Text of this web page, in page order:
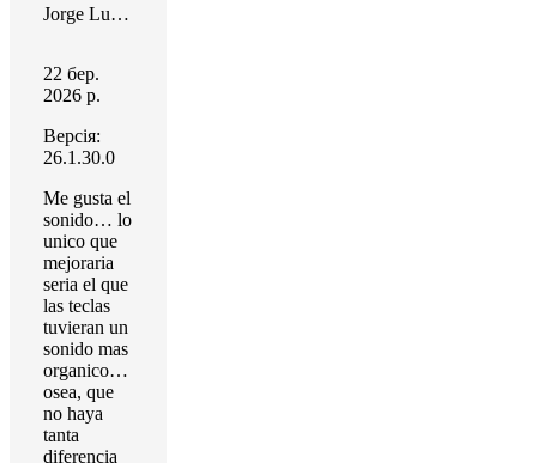
Jorge Luis Pascual Portilla
22 бер.
2026 р.
Версія:
26.1.30.0
Me gusta el
sonido… lo
unico que
mejoraria
seria el que
las teclas
tuvieran un
sonido mas
organico…
osea, que
no haya
tanta
diferencia